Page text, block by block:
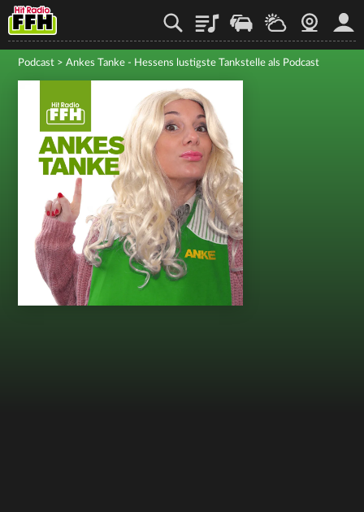
PlaylistStaupilotWetterWebcam
Podcast > Ankes Tanke - Hessens lustigste Tankstelle als Podcast